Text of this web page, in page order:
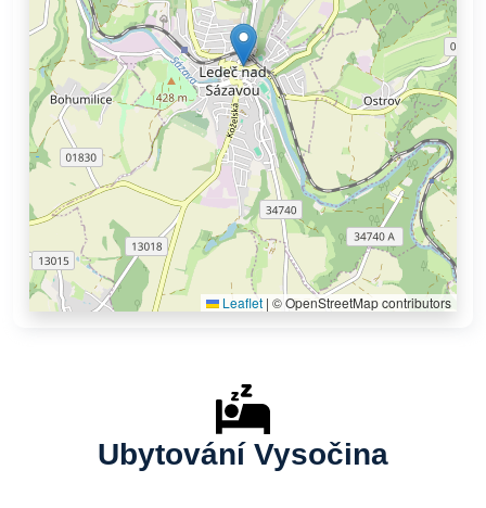
Leaflet | © OpenStreetMap contributors
Ubytování Vysočina